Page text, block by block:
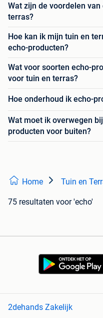
Wat zijn de voordelen
terras?
Hoe kan ik mijn tuin en
echo-producten?
Wat voor soorten echo-
voor tuin en terras?
Hoe onderhoud ik echo-
Wat moet ik overwegen
producten voor buiten?
Home Tuin en
75 resultaten voor 'echo'
2dehands Zakelijk